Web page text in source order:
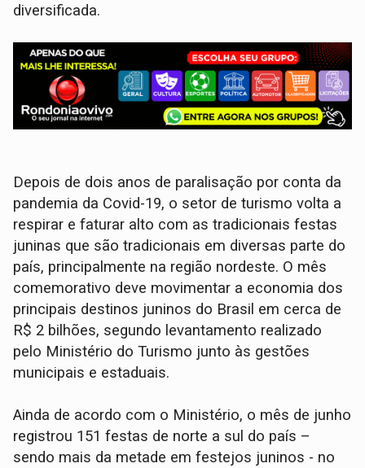
diversificada.
Depois de dois anos de paralisação por conta da
pandemia da Covid-19, o setor de turismo volta a
respirar e faturar alto com as tradicionais festas
juninas que são tradicionais em diversas parte do
país, principalmente na região nordeste. O mês
comemorativo deve movimentar a economia dos
principais destinos juninos do Brasil em cerca de
R$ 2 bilhões, segundo levantamento realizado
pelo Ministério do Turismo junto às gestões
municipais e estaduais.
Ainda de acordo com o Ministério, o mês de junho
registrou 151 festas de norte a sul do país –
sendo mais da metade em festejos juninos - no